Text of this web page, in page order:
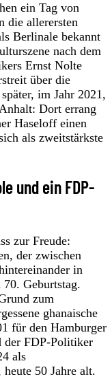
ein Tag von
die allerersten
Berlinale bekannt
nach dem
Ernst Nolte
über die
im Jahr 2021,
Dort errang
Haseloff einen
als zweitstärkste
und ein FDP-
zur Freude:
der zwischen
in
Geburtstag.
zum
ghanaische
für den Hamburger
der FDP-Politiker
als
50 Jahre alt.